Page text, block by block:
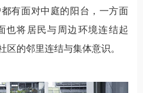
有面对中庭的阳台，一方面
也将居民与周边环境连结起
区的邻里连结与集体意识。